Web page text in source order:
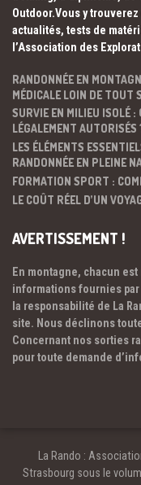
Outdoor.Vous y
actualités, tests de
l’Association des
RANDONNÉE EN
MÉDICALE LOIN DE TOUT
SURVIE EN MILIEU ISOLÉ :
LÉGALEMENT AUTORISÉS
LES ÉLÉMENTS
RANDONNÉE EN PLEINE
FORMATION SPORT :
LE COÛT RÉEL D’UN
AVERTISSEMENT !
En montagne, chacun
informations fournies
la responsabilité de La
site. Nous déclinons
Concernant nos sorties
pour toute demande
La Rando :
Strasbourg sous le